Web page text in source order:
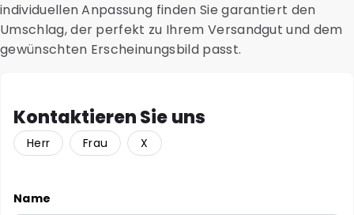
individuellen Anpassung finden Sie garantiert den
Umschlag, der perfekt zu Ihrem Versandgut und dem
gewünschten Erscheinungsbild passt.
Kontaktieren Sie uns
Herr Frau X
Name